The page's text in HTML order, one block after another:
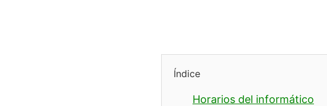
Índice
Horarios del informático